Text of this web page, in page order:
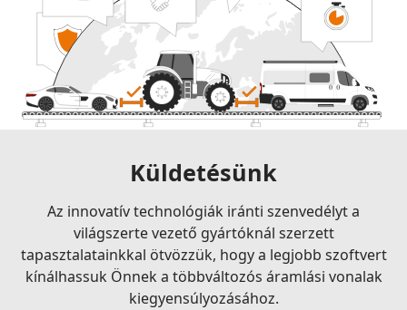
Küldetésünk
Az innovatív technológiák iránti szenvedélyt a
világszerte vezető gyártóknál szerzett
tapasztalatainkkal ötvözzük, hogy a legjobb szoftvert
kínálhassuk Önnek a többváltozós áramlási vonalak
kiegyensúlyozásához.